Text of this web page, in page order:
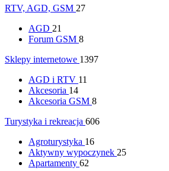
RTV, AGD, GSM 27
AGD 21
Forum GSM 8
Sklepy internetowe 1397
AGD i RTV 11
Akcesoria 14
Akcesoria GSM 8
Turystyka i rekreacja 606
Agroturystyka 16
Aktywny wypoczynek 25
Apartamenty 62